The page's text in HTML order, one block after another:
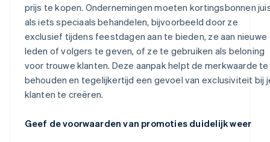
prijs te kopen. Ondernemingen moeten kortingsbonnen
als iets speciaals behandelen, bijvoorbeeld door ze
exclusief tijdens feestdagen aan te bieden, ze aan nieuwe
leden of volgers te geven, of ze te gebruiken als beloning
voor trouwe klanten. Deze aanpak helpt de merkwaarde te
behouden en tegelijkertijd een gevoel van exclusiviteit bij
klanten te creëren.
Geef de voorwaarden van promoties duidelijk weer